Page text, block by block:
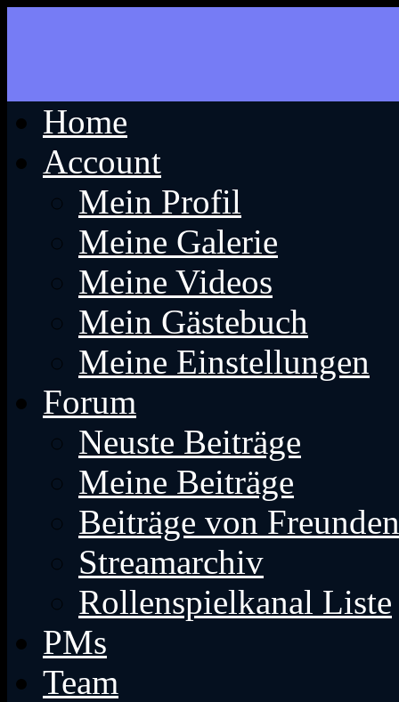
Home
Account
Mein Profil
Meine Galerie
Meine Videos
Mein Gästebuch
Meine Einstellungen
Forum
Neuste Beiträge
Meine Beiträge
Beiträge von Freunden
Streamarchiv
Rollenspielkanal Liste
PMs
Team